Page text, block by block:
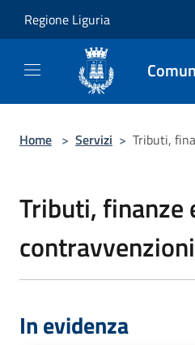
Regione Liguria
Home > Servizi > Tributi,
Tributi, finanze
contravvenzioni
In evidenza